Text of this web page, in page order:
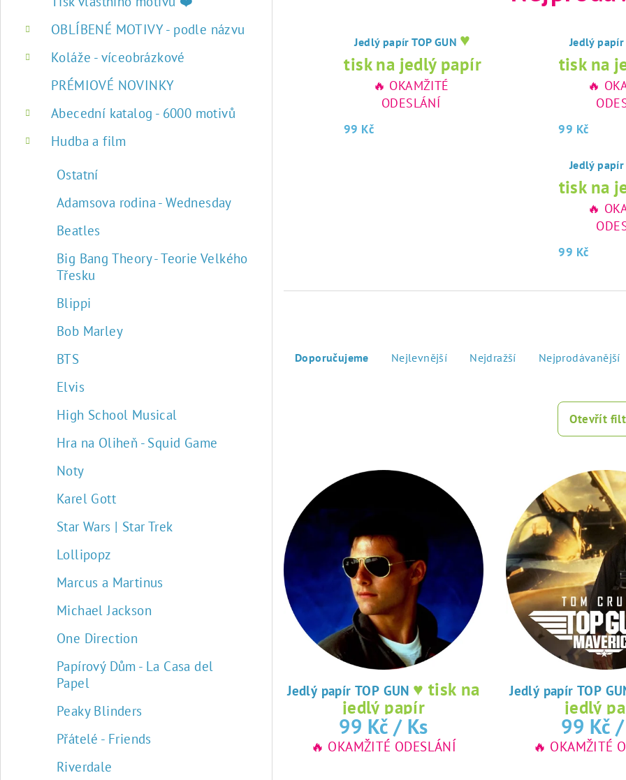
OBLÍBENÉ MOTIVY - podle názvu
Koláže - víceobrázkové
PRÉMIOVÉ NOVINKY
Abecední katalog - 6000 motivů
Hudba a film
Ostatní
Adamsova rodina - Wednesday
Beatles
Big Bang Theory - Teorie Velkého
Třesku
Blippi
Bob Marley
BTS
Elvis
High School Musical
Hra na Oliheň - Squid Game
Noty
Karel Gott
Star Wars | Star Trek
Lollipopz
Marcus a Martinus
Michael Jackson
One Direction
Papírový Dům - La Casa del
Papel
Peaky Blinders
Přátelé - Friends
Riverdale
Jedlý papír TOP GUN ♥
tisk na jedlý papír
🔥 OKAMŽITÉ
ODESLÁNÍ
99 Kč
Jedlý papír
tisk na
🔥
99 Kč
Jedlý papír
tisk na
🔥
99 Kč
a
r
o
d
u
k
ů
Doporučujeme Nejlevnější Nejdražší Nejprodávanější
Otevřít
p
i
s
p
d
Jedlý papír TOP GUN ♥ tisk na
jedlý papír
99 Kč / Ks
🔥 OKAMŽITÉ ODESLÁNÍ
Jedlý papír TOP
jedlý
99 Kč /
🔥 OKAMŽITÉ